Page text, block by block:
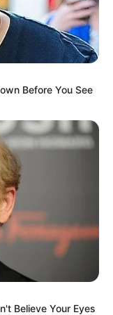
Before You See
Believe Your Eyes